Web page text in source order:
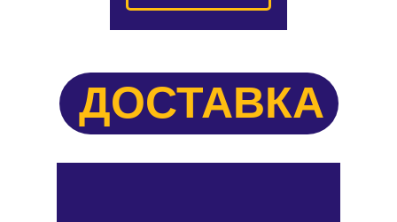
ДОСТАВКА